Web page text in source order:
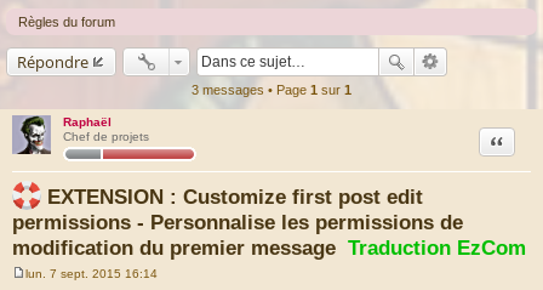
Règles du forum
Répondre
3 messages • Page 1 sur 1
Raphaël
Chef de projets
EXTENSION : Customize first post edit
permissions - Personnalise les permissions de
modification du premier message Traduction EzCom
Citation
lun. 7 sept. 2015 16:14